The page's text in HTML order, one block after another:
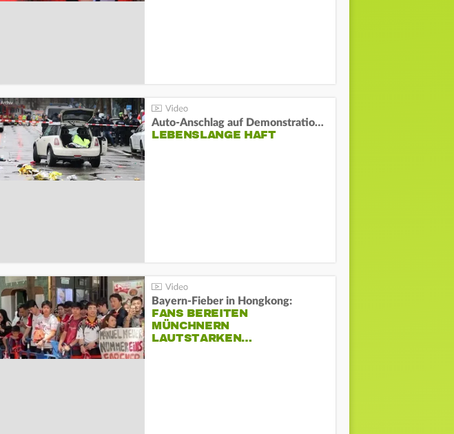
Auto-Anschlag auf Demonstration in München:
LEBENSLANGE HAFT
Bayern-Fieber in Hongkong:
FANS BEREITEN
MÜNCHNERN
LAUTSTARKEN…